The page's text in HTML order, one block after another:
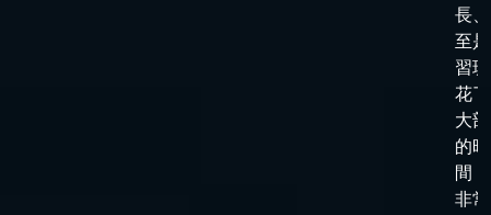
長
至
習
花
大
的時
間
非